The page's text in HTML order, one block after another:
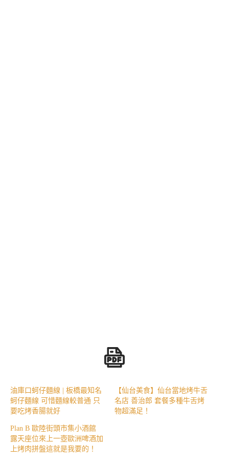
油庫口蚵仔麵線 | 板橋最知名
蚵仔麵線 可惜麵線較普通 只
要吃烤香腸就好
【仙台美食】仙台當地烤牛舌
名店 善治郎 套餐多種牛舌烤
物超滿足！
Plan B 歐陸街頭市集小酒館
露天座位來上一壺歐洲啤酒加
上烤肉拼盤這就是我要的！